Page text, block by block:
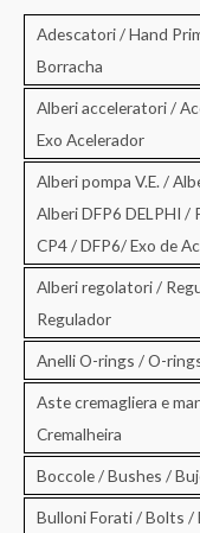
Adescatori / Hand
Borracha
Alberi acceleratori /
Exo Acelerador
Alberi pompa V.E. /
Alberi DFP6 DELPHI /
CP4 / DFP6/ Exo de
Alberi regolatori /
Regulador
Anelli O-rings / O-
Aste cremagliera e
Cremalheira
Boccole / Bushes /
Bulloni Forati / Bolts /